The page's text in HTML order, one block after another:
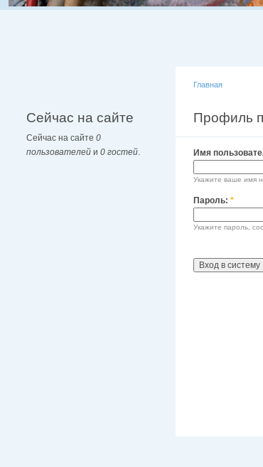
Сейчас на сайте
Сейчас на сайте 0
пользователей и 0 гостей.
Главная
Профиль
Имя
Укажите ваше имя
Пароль: *
Укажите пароль,